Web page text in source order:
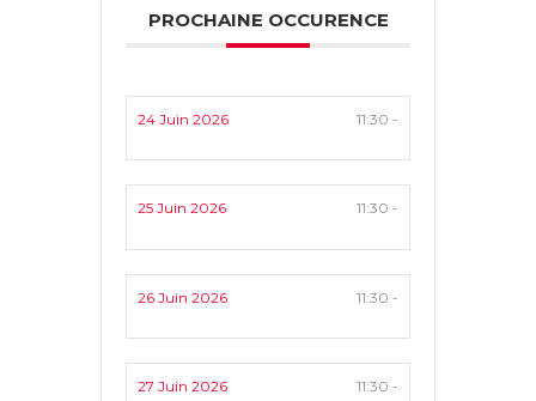
PROCHAINE OCCURENCE
24 Juin 2026 11:30 -
25 Juin 2026 11:30 -
26 Juin 2026 11:30 -
27 Juin 2026 11:30 -